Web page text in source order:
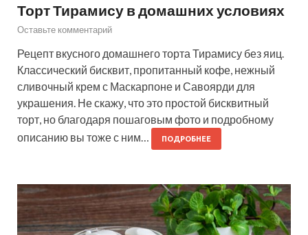
Торт Тирамису в домашних условиях
Оставьте комментарий
Рецепт вкусного домашнего торта Тирамису без яиц.
Классический бисквит, пропитанный кофе, нежный
сливочный крем с Маскарпоне и Савоярди для
украшения. Не скажу, что это простой бисквитный
торт, но благодаря пошаговым фото и подробному
описанию вы тоже с ним…
ПОДРОБНЕЕ